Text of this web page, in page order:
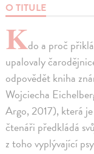
O TITULE
Kdo a proč
upalovaly
odpovědět kniha
Wojciecha
Argo, 2017), která
čtenáři předkládá
z toho vyplývající